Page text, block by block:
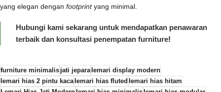
yang elegan dengan footprintyang minimal.
Hubungi kami sekarang untuk mendapatkan penawaran
terbaik dan konsultasi penempatan furniture!
furniture minimalisjati jeparalemari display modern
lemari hias 2 pintu kacalemari hias fluted lemari hias hitam